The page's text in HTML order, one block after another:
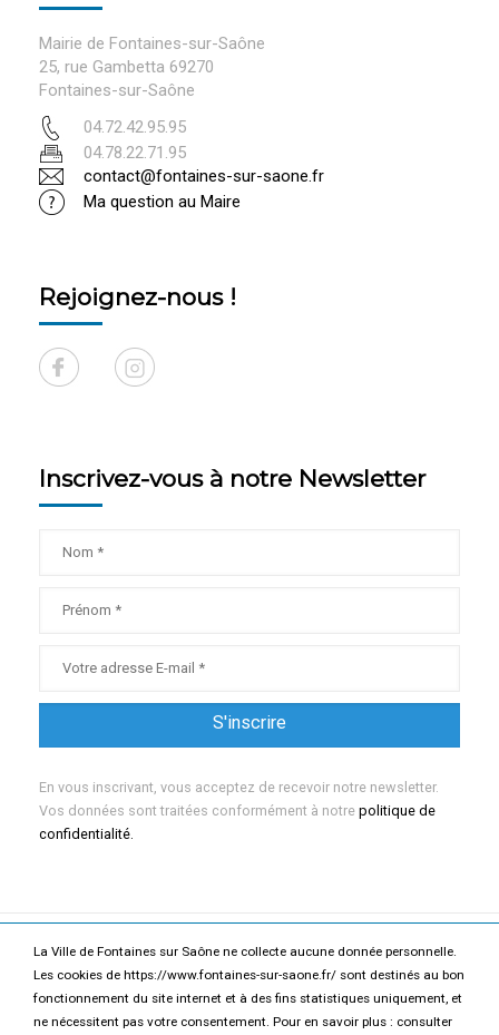
La Ville de Fontaines sur Saône ne collecte aucune donnée personnelle.
Les cookies de https://www.fontaines-sur-saone.fr/ sont destinés au bon
fonctionnement du site internet et à des fins statistiques uniquement, et
ne nécessitent pas votre consentement. Pour en savoir plus : consulter
Mairie de Fontaines-sur-Saône
25, rue Gambetta 69270
Fontaines-sur-Saône
04.72.42.95.95
04.78.22.71.95
contact@fontaines-sur-saone.fr
Ma question au Maire
Rejoignez-nous !
Inscrivez-vous à notre Newsletter
En vous inscrivant, vous acceptez de recevoir notre newsletter.
Vos données sont traitées conformément à notre politique de
confidentialité.
Mentions légales Politique de confidentialité
Accessibilité Contact